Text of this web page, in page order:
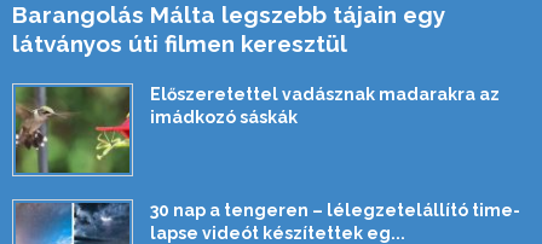
Barangolás Málta legszebb tájain egy
látványos úti filmen keresztül
Előszeretettel vadásznak madarakra az
imádkozó sáskák
30 nap a tengeren – lélegzetelállító time-
lapse videót készítettek eg...